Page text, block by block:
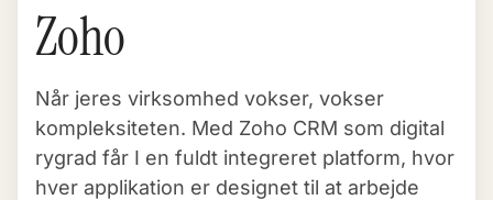
Zoho
Når jeres virksomhed vokser, vokser
kompleksiteten. Med Zoho CRM som digital
rygrad får I en fuldt integreret platform, hvor
hver applikation er designet til at arbejde